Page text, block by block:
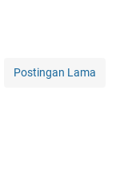
Postingan Lama